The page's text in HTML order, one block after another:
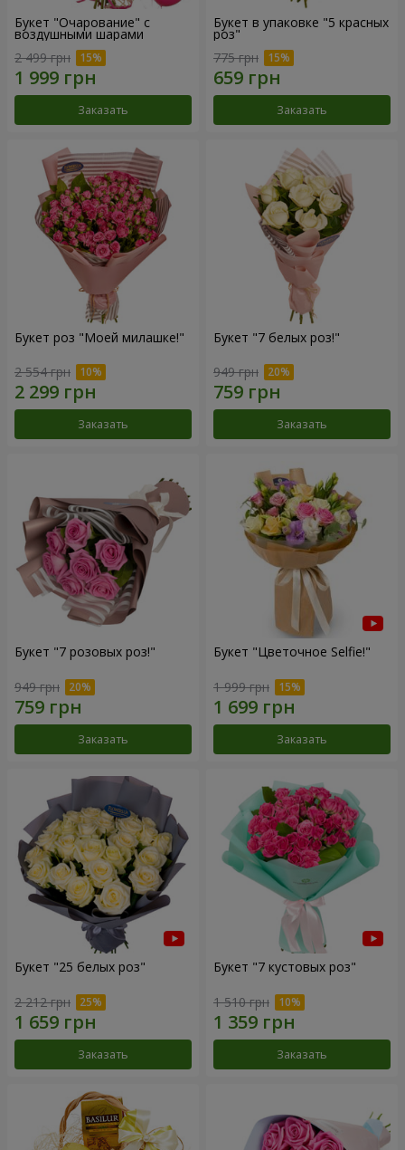
Букет "Очарование" с
воздушными шарами
2 499 грн
Заказать
Букет в упаковке "5 красных
роз"
775 грн
Заказать
Букет роз "Моей милашке!"
2 554 грн
Заказать
Букет "7 белых роз!"
949 грн
Заказать
Букет "7 розовых роз!"
949 грн
Заказать
Букет "Цветочное Selfie!"
1 999 грн
Заказать
Букет "25 белых роз"
2 212 грн
Заказать
Букет "7 кустовых роз"
1 510 грн
Заказать